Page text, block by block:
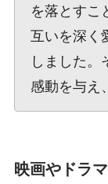
を落とすこ
互いを深く
しました。
感動を与え
映画やドラ